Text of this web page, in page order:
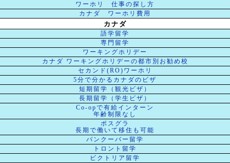
ワーホリ 仕事の探し方
カナダ ワーホリ費用
カナダ
語学留学
専門留学
ワーキングホリデー
カナダ ワーキングホリデーの都市別お勧め校
セカンド(RO)ワーホリ
5分で分かるカナダのビザ
短期留学（観光ビザ）
長期留学（学生ビザ）
Co-opで有給インターン
年齢制限なし
ポスグラ
長期で働いて移住も可能
バンクーバー留学
トロント留学
ビクトリア留学